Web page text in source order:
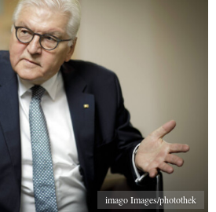
imago Images/photothek